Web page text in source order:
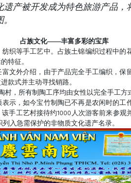
产被开发成为特色旅游产品
占族文化——丰富多彩的宝库
织等手工艺中。占族土锦编织过程中的
特征。
文外介绍，由于产品完全手工编织，保
款式并主动寻找销路。
，所有制陶工序均由女性以完全手工方
示，如今宝竹制陶已不再是农闲时的工
手工艺村接待约1000人次游客前来参观
入急需保护的非物质文化遗产名录。